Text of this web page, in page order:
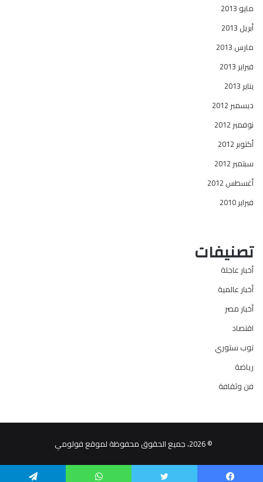
مايو 2013
أبريل 2013
مارس 2013
فبراير 2013
يناير 2013
ديسمبر 2012
نوفمبر 2012
أكتوبر 2012
سبتمبر 2012
أغسطس 2012
فبراير 2010
تصنيفات
أخبار عاجلة
أخبار عالمية
أخبار مصر
اقتصاد
توب ستوري
رياضة
فن وثقافة
© 2026، جميع الحقوق محفوظة لموقع فولومي